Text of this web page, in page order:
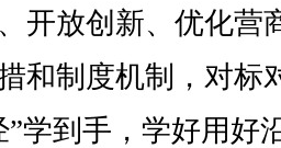
开放创新、优化营
和制度机制，对标
”学到手，学好用好